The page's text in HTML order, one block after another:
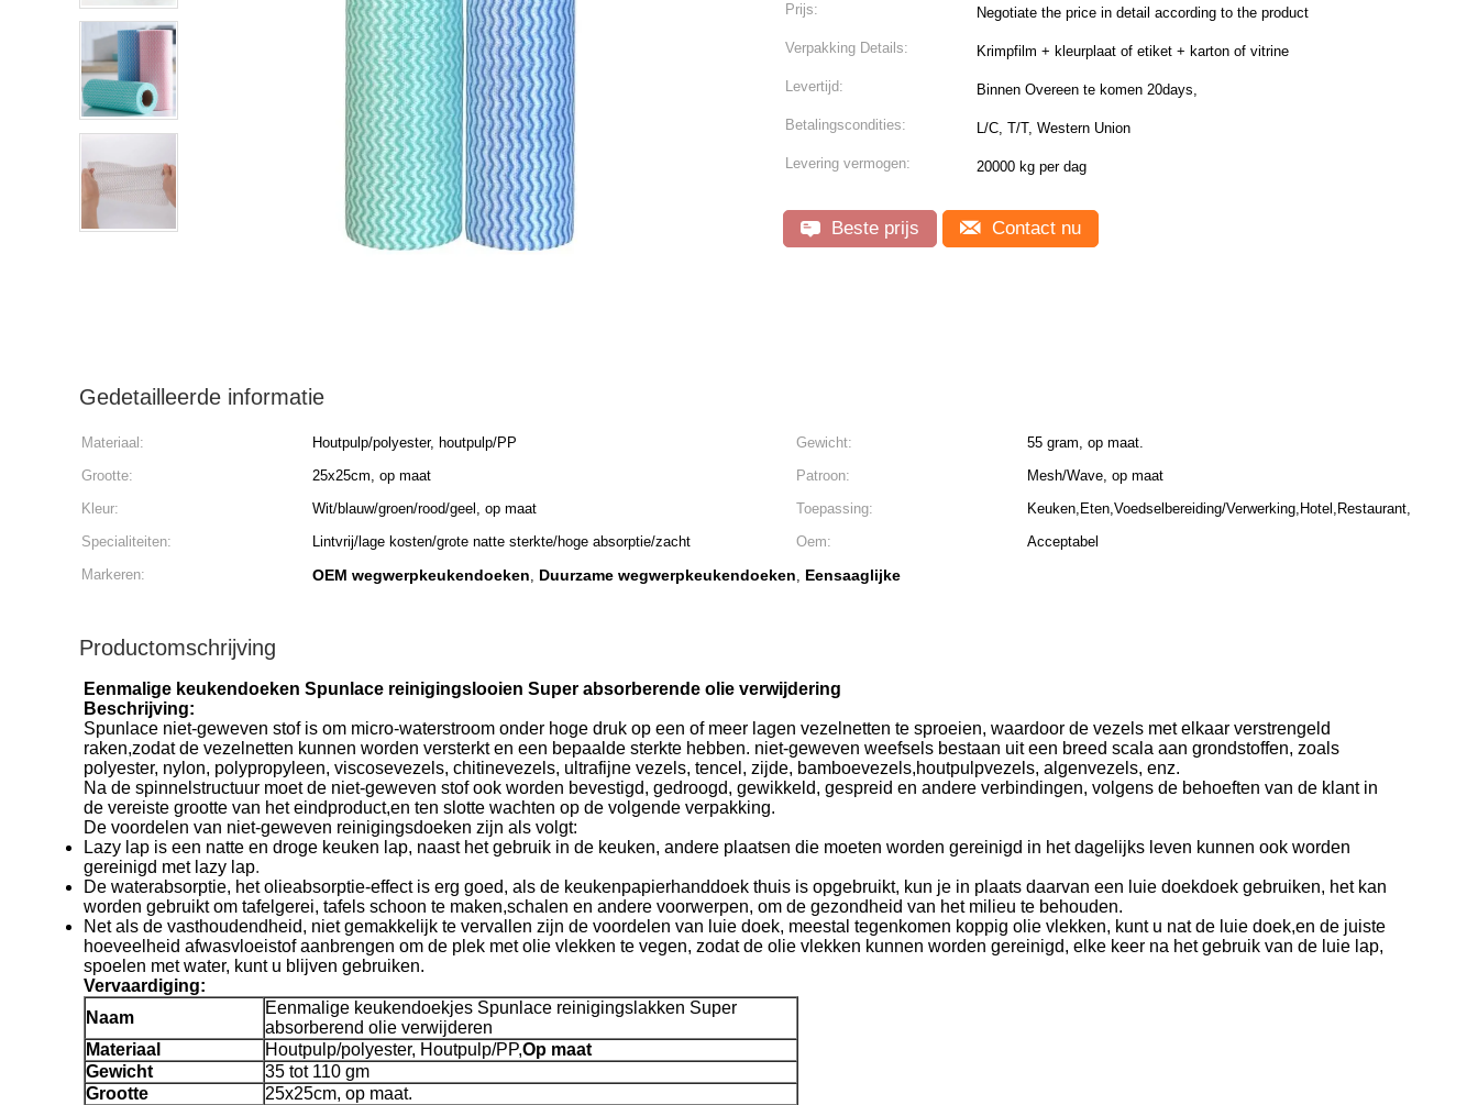
Prijs: Negotiate the price in detail according to the product
Verpakking Details: Krimpfilm + kleurplaat of etiket + karton of vitrine
Levertijd: Binnen Overeen te komen 20days,
Betalingscondities: L/C, T/T, Western Union
Levering vermogen: 20000 kg per dag
Beste prijs Contact nu
Gedetailleerde informatie
Materiaal: Houtpulp/polyester, houtpulp/PP Gewicht:
55 gram, op maat.
Grootte:
25x25cm, op maat Patroon:
Mesh/Wave, op maat
Kleur:
Wit/blauw/groen/rood/geel, op maat Toepassing:
Keuken,Eten,Voedselbereiding/Verwerking,Hotel,Restaurant,
Specialiteiten:
Lintvrij/lage kosten/grote natte sterkte/hoge absorptie/zacht Oem:
Acceptabel
Markeren:
OEM wegwerpkeukendoeken, Duurzame wegwerpkeukendoeken, Eensaaglijke
Productomschrijving
Eenmalige keukendoeken Spunlace reinigingslooien Super absorberende olie verwijdering
Beschrijving:
Spunlace niet-geweven stof is om micro-waterstroom onder hoge druk op een of meer lagen vezelnetten te sproeien, waardoor de vezels met elkaar verstrengeld
raken,zodat de vezelnetten kunnen worden versterkt en een bepaalde sterkte hebben. niet-geweven weefsels bestaan uit een breed scala aan grondstoffen, zoals
polyester, nylon, polypropyleen, viscosevezels, chitinevezels, ultrafijne vezels, tencel, zijde, bamboevezels,houtpulpvezels, algenvezels, enz.
Na de spinnelstructuur moet de niet-geweven stof ook worden bevestigd, gedroogd, gewikkeld, gespreid en andere verbindingen, volgens de behoeften van de klant in
de vereiste grootte van het eindproduct,en ten slotte wachten op de volgende verpakking.
De voordelen van niet-geweven reinigingsdoeken zijn als volgt:
Lazy lap is een natte en droge keuken lap, naast het gebruik in de keuken, andere plaatsen die moeten worden gereinigd in het dagelijks leven kunnen ook worden
gereinigd met lazy lap.
De waterabsorptie, het olieabsorptie-effect is erg goed, als de keukenpapierhanddoek thuis is opgebruikt, kun je in plaats daarvan een luie doekdoek gebruiken, het kan
worden gebruikt om tafelgerei, tafels schoon te maken,schalen en andere voorwerpen, om de gezondheid van het milieu te behouden.
Net als de vasthoudendheid, niet gemakkelijk te vervallen zijn de voordelen van luie doek, meestal tegenkomen koppig olie vlekken, kunt u nat de luie doek,en de juiste
hoeveelheid afwasvloeistof aanbrengen om de plek met olie vlekken te vegen, zodat de olie vlekken kunnen worden gereinigd, elke keer na het gebruik van de luie lap,
spoelen met water, kunt u blijven gebruiken.
Vervaardiging:
Naam
Eenmalige keukendoekjes Spunlace reinigingslakken Super
absorberend olie verwijderen
Materiaal
Houtpulp/polyester, Houtpulp/PP,Op maat
Gewicht
35 tot 110 gm
Grootte
25x25cm, op maat.